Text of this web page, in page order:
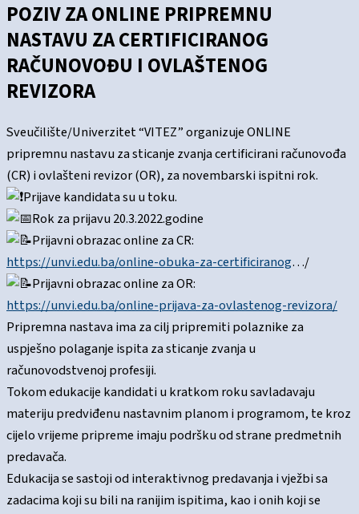
POZIV ZA ONLINE PRIPREMNU
NASTAVU ZA CERTIFICIRANOG
RAČUNOVOĐU I OVLAŠTENOG
REVIZORA
Sveučilište/Univerzitet “VITEZ” organizuje ONLINE
pripremnu nastavu za sticanje zvanja certificirani računovođa
(CR) i ovlašteni revizor (OR), za novembarski ispitni rok.
Prijave kandidata su u toku.
Rok za prijavu 20.3.2022.godine
Prijavni obrazac online za CR:
https://unvi.edu.ba/online-obuka-za-certificiranog…/
Prijavni obrazac online za OR:
https://unvi.edu.ba/online-prijava-za-ovlastenog-revizora/
Pripremna nastava ima za cilj pripremiti polaznike za
uspješno polaganje ispita za sticanje zvanja u
računovodstvenoj profesiji.
Tokom edukacije kandidati u kratkom roku savladavaju
materiju predviđenu nastavnim planom i programom, te kroz
cijelo vrijeme pripreme imaju podršku od strane predmetnih
predavača.
Edukacija se sastoji od interaktivnog predavanja i vježbi sa
zadacima koji su bili na ranijim ispitima, kao i onih koji se